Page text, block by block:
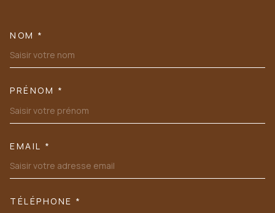
NOM *
PRÉNOM *
EMAIL *
TÉLÉPHONE *